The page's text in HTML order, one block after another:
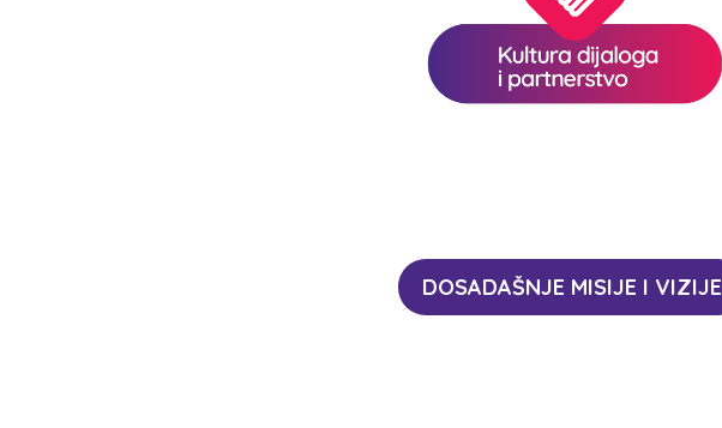
DOSADAŠNJE MISIJE I VIZIJE